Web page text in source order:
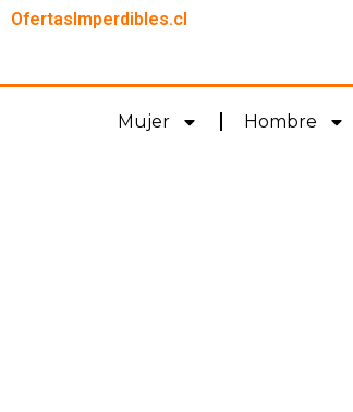
OfertasImperdibles.cl
Mujer Hombre